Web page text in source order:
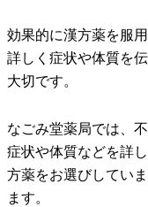
効果的に漢方薬を服
詳しく症状や体質を
大切です。
なごみ堂薬局では、
症状や体質などを詳
方薬をお選びしてい
ます。